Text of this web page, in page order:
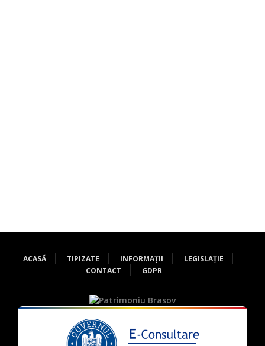
ACASĂ TIPIZATE INFORMAȚII
LEGISLAȚIE
CONTACT
GDPR